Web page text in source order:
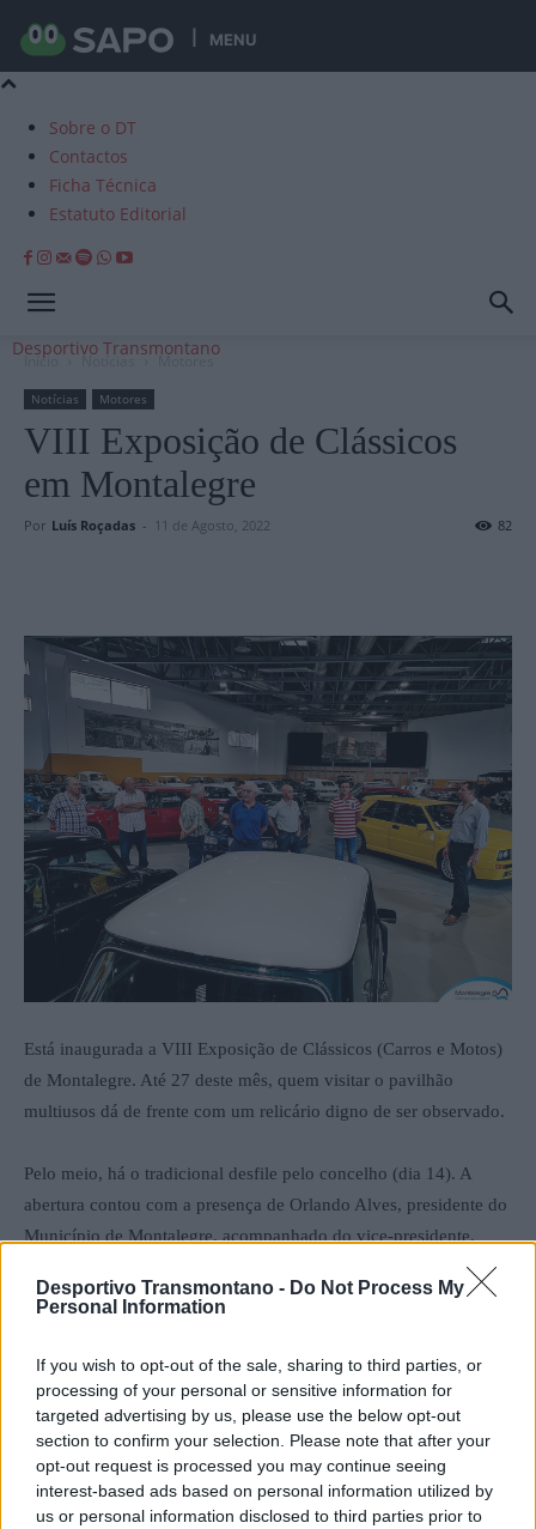
Desportivo Transmontano - Do Not Process My
Personal Information
If you wish to opt-out of the sale, sharing to third parties, or
processing of your personal or sensitive information for
targeted advertising by us, please use the below opt-out
section to confirm your selection. Please note that after your
opt-out request is processed you may continue seeing
interest-based ads based on personal information utilized by
us or personal information disclosed to third parties prior to
MENU
Sobre o DT
Contactos
Ficha Técnica
Estatuto Editorial
Desportivo Transmontano
Início Notícias Motores
Notícias Motores
VIII Exposição de Clássicos
em Montalegre
Por Luís Roçadas - 11 de Agosto, 2022 82
Está inaugurada a VIII Exposição de Clássicos (Carros e Motos)
de Montalegre. Até 27 deste mês, quem visitar o pavilhão
multiusos dá de frente com um relicário digno de ser observado.
Pelo meio, há o tradicional desfile pelo concelho (dia 14). A
abertura contou com a presença de Orlando Alves, presidente do
Município de Montalegre, acompanhado do vice-presidente,
David Teixeira, que fez questão de valorizar a paixão da família
Costa como verdadeira protagonista deste singular cartaz.